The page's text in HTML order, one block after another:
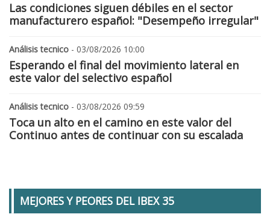
Las condiciones siguen débiles en el sector
manufacturero español: "Desempeño irregular"
Análisis tecnico - 03/08/2026 10:00
Esperando el final del movimiento lateral en
este valor del selectivo español
Análisis tecnico - 03/08/2026 09:59
Toca un alto en el camino en este valor del
Continuo antes de continuar con su escalada
MEJORES Y PEORES DEL IBEX 35